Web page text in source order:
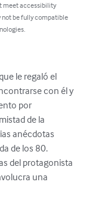
meet accessibility
not be fully compatible
le regaló el
con él y
por
de la
anécdotas
de los 80.
del protagonista
una